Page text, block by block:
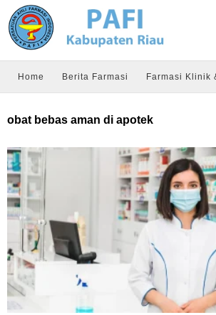
Home Berita Farmasi Farmasi Klinik
obat bebas aman di apotek